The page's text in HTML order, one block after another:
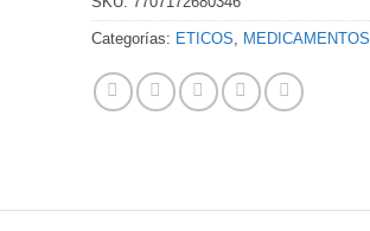
Categorías: ETICOS, MEDICAMENTOS